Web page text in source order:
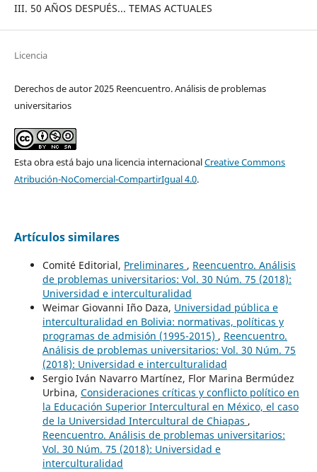
III. 50 AÑOS DESPUÉS... TEMAS ACTUALES
Licencia
Derechos de autor 2025 Reencuentro. Análisis de problemas
universitarios
Esta obra está bajo una licencia internacionalCreative Commons
Atribución-NoComercial-CompartirIgual 4.0.
Artículos similares
Comité Editorial, Preliminares , Reencuentro. Análisis
de problemas universitarios: Vol. 30 Núm. 75 (2018):
Universidad e interculturalidad
Weimar Giovanni Iño Daza, Universidad pública e
interculturalidad en Bolivia: normativas, políticas y
programas de admisión (1995-2015) , Reencuentro.
Análisis de problemas universitarios: Vol. 30 Núm. 75
(2018): Universidad e interculturalidad
Sergio Iván Navarro Martínez, Flor Marina Bermúdez
Urbina, Consideraciones críticas y conflicto político en
la Educación Superior Intercultural en México, el caso
de la Universidad Intercultural de Chiapas ,
Reencuentro. Análisis de problemas universitarios:
Vol. 30 Núm. 75 (2018): Universidad e
interculturalidad